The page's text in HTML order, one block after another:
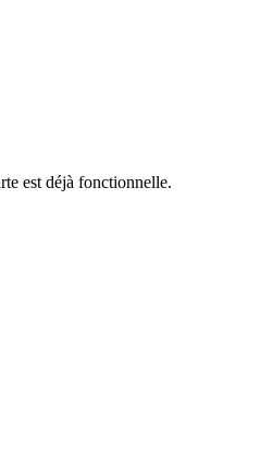
est déjà fonctionnelle.